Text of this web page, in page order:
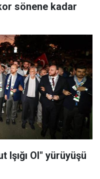
sönene kadar
Işığı Ol" yürüyüşü